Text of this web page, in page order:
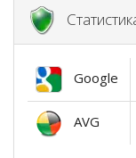
Google
AVG